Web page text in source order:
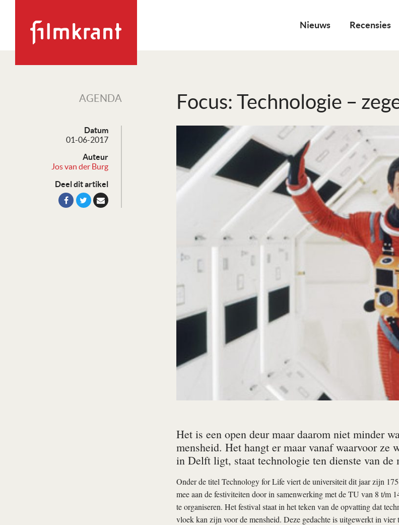
Nieuws Recensies
AGENDA Focus: Technologie –
Datum
01-06-2017
Auteur
Jos van der Burg
Deel dit artikel
Het is een open deur maar daarom niet minder
mensheid. Het hangt er maar vanaf waarvoor
in Delft ligt, staat technologie ten dienste van de
Onder de titel Technology for Life viert de universiteit dit jaar zijn
mee aan de festiviteiten door in samenwerking met de TU van 8 t/m
te organiseren. Het festival staat in het teken van de opvatting dat
vloek kan zijn voor de mensheid. Deze gedachte is uitgewerkt in vier